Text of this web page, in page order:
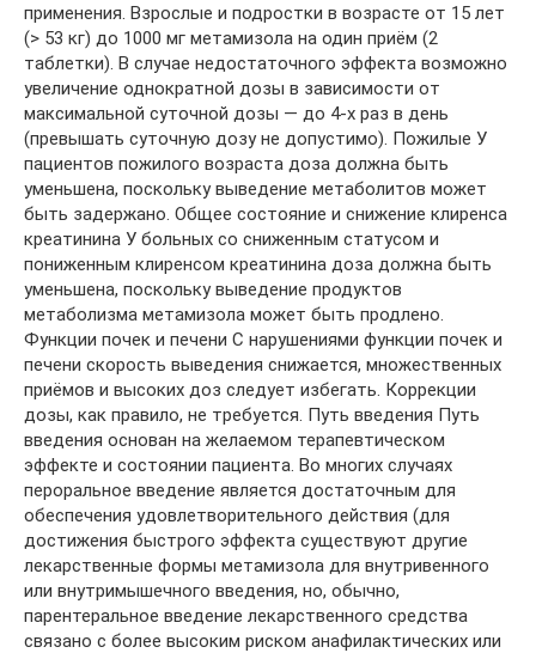
применения. Взрослые и подростки в возрасте от 15 лет
(> 53 кг) до 1000 мг метамизола на один приём (2
таблетки). В случае недостаточного эффекта возможно
увеличение однократной дозы в зависимости от
максимальной суточной дозы — до 4-х раз в день
(превышать суточную дозу не допустимо). Пожилые У
пациентов пожилого возраста доза должна быть
уменьшена, поскольку выведение метаболитов может
быть задержано. Общее состояние и снижение клиренса
креатинина У больных со сниженным статусом и
пониженным клиренсом креатинина доза должна быть
уменьшена, поскольку выведение продуктов
метаболизма метамизола может быть продлено.
Функции почек и печени С нарушениями функции почек и
печени скорость выведения снижается, множественных
приёмов и высоких доз следует избегать. Коррекции
дозы, как правило, не требуется. Путь введения Путь
введения основан на желаемом терапевтическом
эффекте и состоянии пациента. Во многих случаях
пероральное введение является достаточным для
обеспечения удовлетворительного действия (для
достижения быстрого эффекта существуют другие
лекарственные формы метамизола для внутривенного
или внутримышечного введения, но, обычно,
парентеральное введение лекарственного средства
связано с более высоким риском анафилактических или